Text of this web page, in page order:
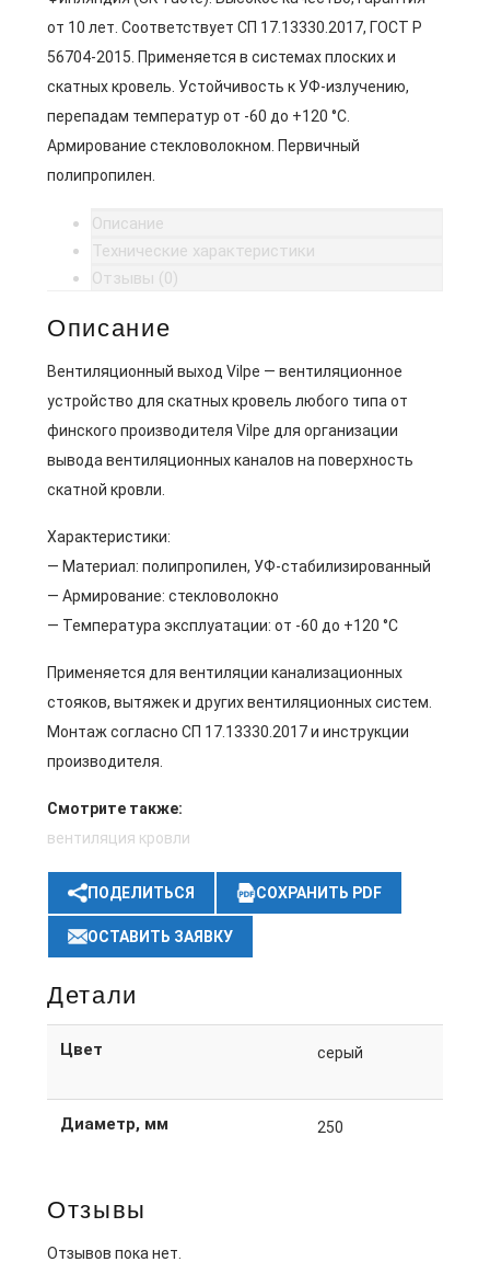
от 10 лет. Соответствует СП 17.13330.2017, ГОСТ Р
56704-2015. Применяется в системах плоских и
скатных кровель. Устойчивость к УФ-излучению,
перепадам температур от -60 до +120 °C.
Армирование стекловолокном. Первичный
полипропилен.
Описание
Технические характеристики
Отзывы (0)
Описание
Вентиляционный выход Vilpe — вентиляционное
устройство для скатных кровель любого типа от
финского производителя Vilpe для организации
вывода вентиляционных каналов на поверхность
скатной кровли.
Характеристики:
— Материал: полипропилен, УФ-стабилизированный
— Армирование: стекловолокно
— Температура эксплуатации: от -60 до +120 °C
Применяется для вентиляции канализационных
стояков, вытяжек и других вентиляционных систем.
Монтаж согласно СП 17.13330.2017 и инструкции
производителя.
Смотрите также:
вентиляция кровли
ПОДЕЛИТЬСЯ СОХРАНИТЬ PDF
ОСТАВИТЬ ЗАЯВКУ
Детали
Цвет серый
Диаметр, мм 250
Отзывы
Отзывов пока нет.